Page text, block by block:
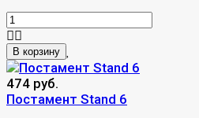
В корзину
474 руб.
Постамент Stand 6